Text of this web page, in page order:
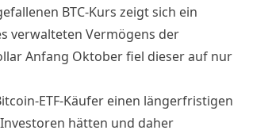
BTC-Kurs zeigt sich ein
verwalteten Vermögens der
Anfang Oktober fiel dieser auf nur
ETF-Käufer einen längerfristigen
hätten und daher